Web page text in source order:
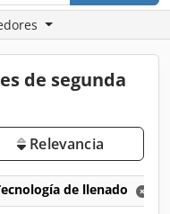
de segunda
Relevancia
de llenado